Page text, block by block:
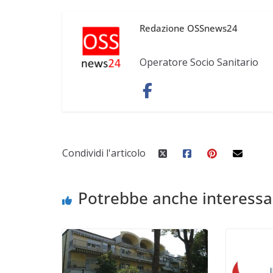
Redazione OSSnews24
Operatore Socio Sanitario
Condividi l'articolo
Potrebbe anche